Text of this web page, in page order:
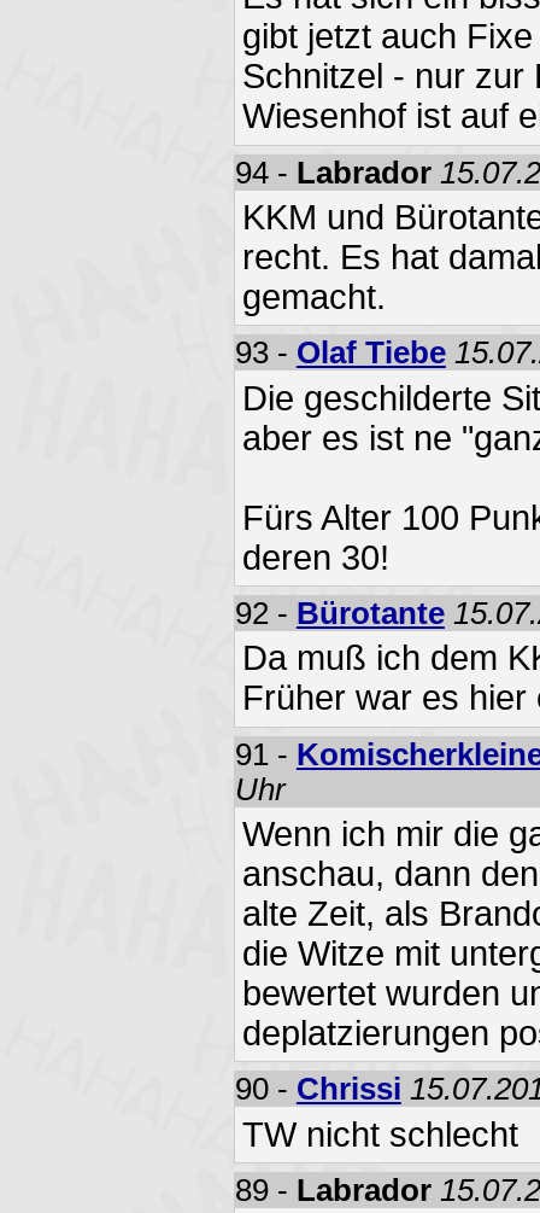
gibt jetzt auch
Schnitzel - nur zur
Wiesenhof ist auf
94 - Labrador
KKM und
recht. Es hat
gemacht.
93 - Olaf Tiebe
Die geschilderte
aber es ist ne
Fürs Alter 100
deren 30!
92 - Bürotante
Da muß ich dem
Früher war es hier
91 -
Uhr
Wenn ich mir die
anschau, dann
alte Zeit, als
die Witze mit
bewertet wurden
deplatzierungen
90 - Chrissi
TW nicht schlecht
89 - Labrador